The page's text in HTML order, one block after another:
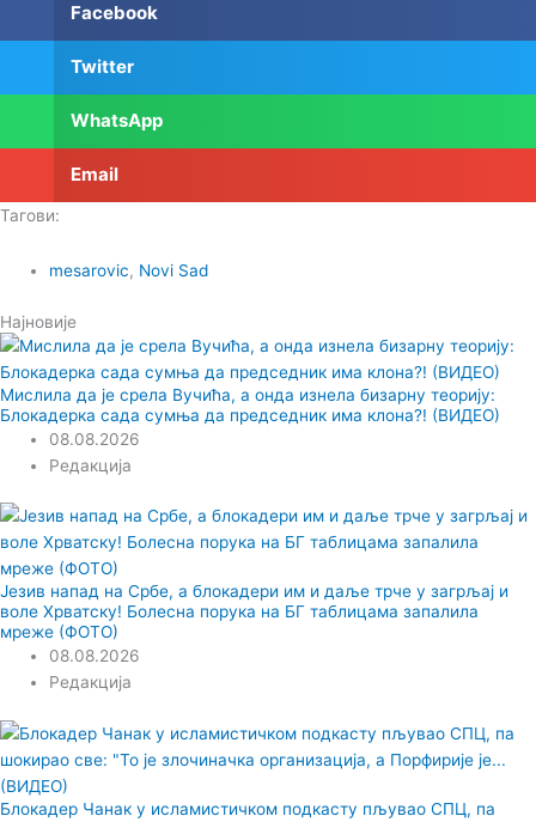
Facebook
Twitter
WhatsApp
Email
Тагови:
mesarovic, Novi Sad
Најновије
Мислила да је срела Вучића, а онда изнела бизарну теорију:
Блокадерка сада сумња да председник има клона?! (ВИДЕО)
08.08.2026
Редакција
Језив напад на Србе, а блокадери им и даље трче у загрљај и
воле Хрватску! Болесна порука на БГ таблицама запалила
мреже (ФОТО)
08.08.2026
Редакција
Блокадер Чанак у исламистичком подкасту пљувао СПЦ, па